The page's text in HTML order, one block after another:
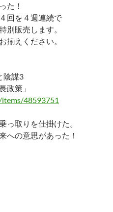
た！
回を４週連続で
別販売します。
揃えください。
陰謀3
政策」
48593751
っ取りを仕掛けた。
への意思があった！